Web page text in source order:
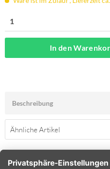
In den
Beschreibung
Ähnliche Artikel
SERVICE HOTLINE